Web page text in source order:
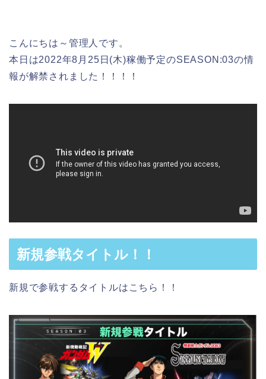
こんにちは～管理人です。
本日は2022年8月25日(木)稼働予定のSEASON:03の情
報が解禁されました！！！！
新規参戦タイトル！！
新規で参戦するタイトルはこちら！！